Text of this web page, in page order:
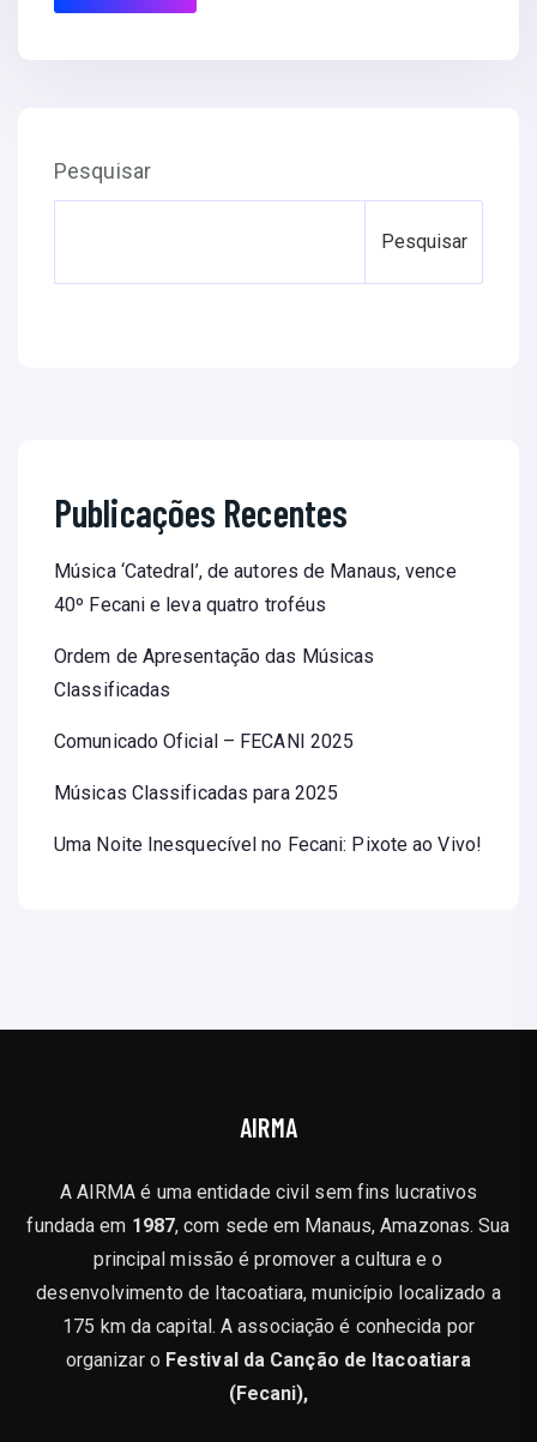
Pesquisar
Pesquisar
Publicações Recentes
Música ‘Catedral’, de autores de Manaus, vence
40º Fecani e leva quatro troféus
Ordem de Apresentação das Músicas
Classificadas
Comunicado Oficial – FECANI 2025
Músicas Classificadas para 2025
Uma Noite Inesquecível no Fecani: Pixote ao Vivo!
AIRMA
A AIRMA é uma entidade civil sem fins lucrativos
fundada em 1987, com sede em Manaus, Amazonas. Sua
principal missão é promover a cultura e o
desenvolvimento de Itacoatiara, município localizado a
175 km da capital. A associação é conhecida por
organizar o Festival da Canção de Itacoatiara
(Fecani),